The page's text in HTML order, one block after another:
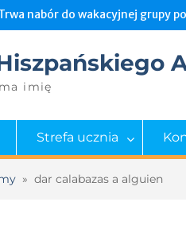
nabór do wakacyjnej grupy
imię
Strefa ucznia
» dar calabazas a alguien